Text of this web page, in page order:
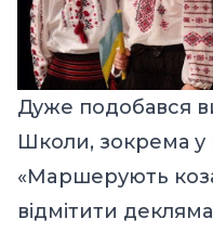
Дуже подобався
Школи, зокрема у
«Мaршерують
відмітити